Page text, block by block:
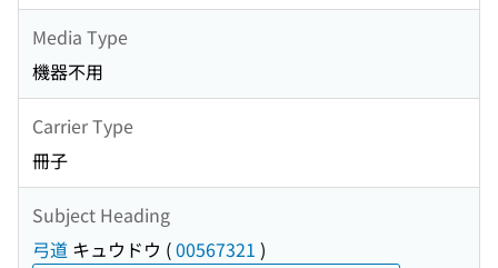
Media Type
機器不用
Carrier Type
冊子
Subject Heading
弓道 キュウドウ (00567321 )